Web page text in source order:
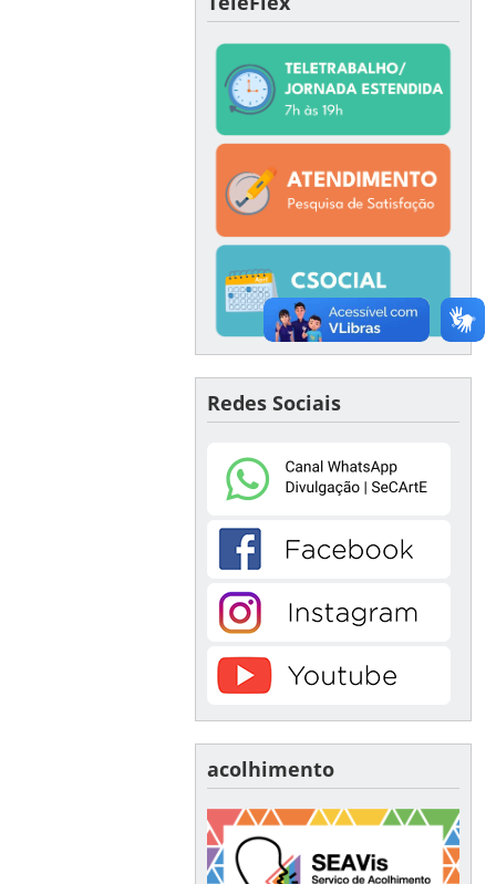
Redes Sociais
acolhimento